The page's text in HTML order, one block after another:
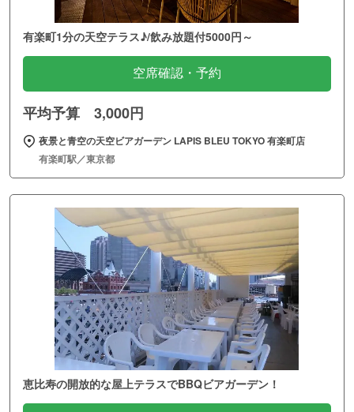
有楽町1分の天空テラス♪/飲み放題付5000円～
空席確認・予約
平均予算 3,000円
夜景と青空の天空ビアガーデン LAPIS BLEU TOKYO 有楽町店
有楽町駅／東京都
恵比寿の開放的な屋上テラスでBBQビアガーデン！